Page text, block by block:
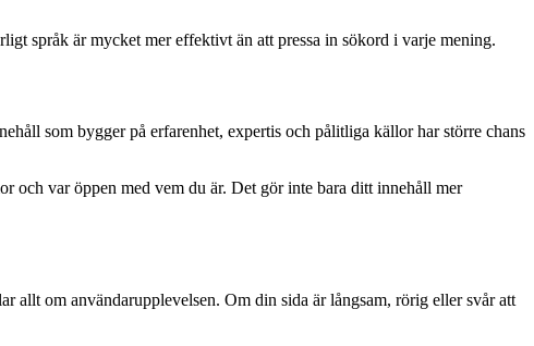
språk är mycket mer effektivt än att pressa in sökord i varje mening.
som bygger på erfarenhet, expertis och pålitliga källor har större chans
och var öppen med vem du är. Det gör inte bara ditt innehåll mer
allt om användarupplevelsen. Om din sida är långsam, rörig eller svår att